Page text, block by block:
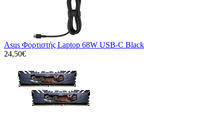
Asus Φορτιστής Laptop 68W USB-C Black
24,50€